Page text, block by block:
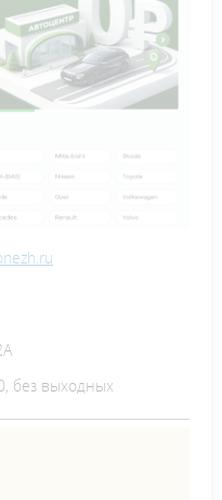
без выходных